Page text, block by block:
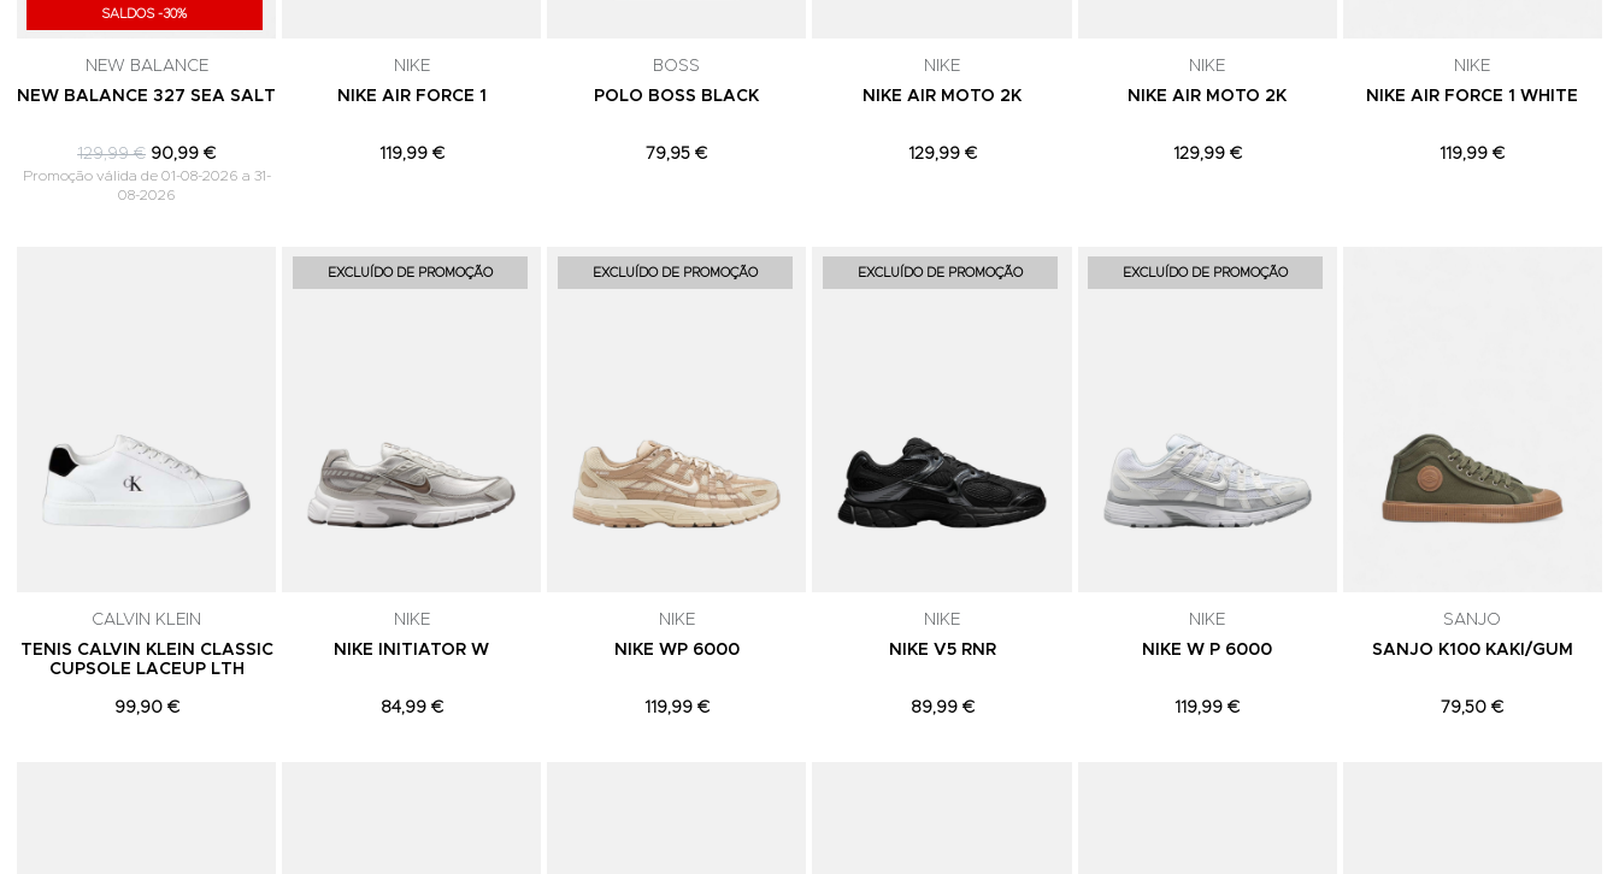
SALDOS -30%
NEW BALANCE
NEW BALANCE 327 SEA SALT
129,99 € 90,99 €
Promoção válida de 01-08-2026 a 31-
08-2026
NIKE
NIKE AIR FORCE 1
119,99 €
BOSS
POLO BOSS BLACK
79,95 €
NIKE
NIKE AIR MOTO 2K
129,99 €
NIKE
NIKE AIR MOTO 2K
129,99 €
NIKE
NIKE AIR FORCE 1 WHITE
119,99 €
Adicionar aos Favoritos
CALVIN KLEIN
TENIS CALVIN KLEIN CLASSIC
CUPSOLE LACEUP LTH
99,90 €
EXCLUÍDO DE PROMOÇÃO Adicionar aos Favoritos
NIKE
NIKE INITIATOR W
84,99 €
EXCLUÍDO DE PROMOÇÃO Adicionar aos Favoritos
NIKE
NIKE WP 6000
119,99 €
EXCLUÍDO DE PROMOÇÃO Adicionar aos Favoritos
NIKE
NIKE V5 RNR
89,99 €
EXCLUÍDO DE PROMOÇÃO
NIKE
NIKE W P 6000
119,99 €
SANJO
SANJO K100 KAKI/GUM
79,50 €